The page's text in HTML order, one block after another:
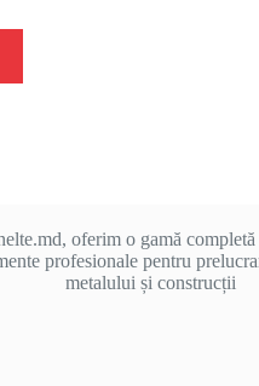
oferim o gamă completă
profesionale pentru
metalului și construcții